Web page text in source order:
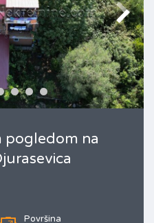
pogledom na
Površina